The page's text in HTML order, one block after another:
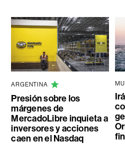
ARGENTINA
Presión sobre los
márgenes de
MercadoLibre inquieta a
inversores y acciones
caen en el Nasdaq